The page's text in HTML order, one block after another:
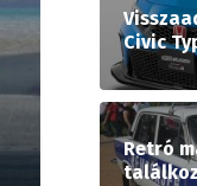
Civic
Retró